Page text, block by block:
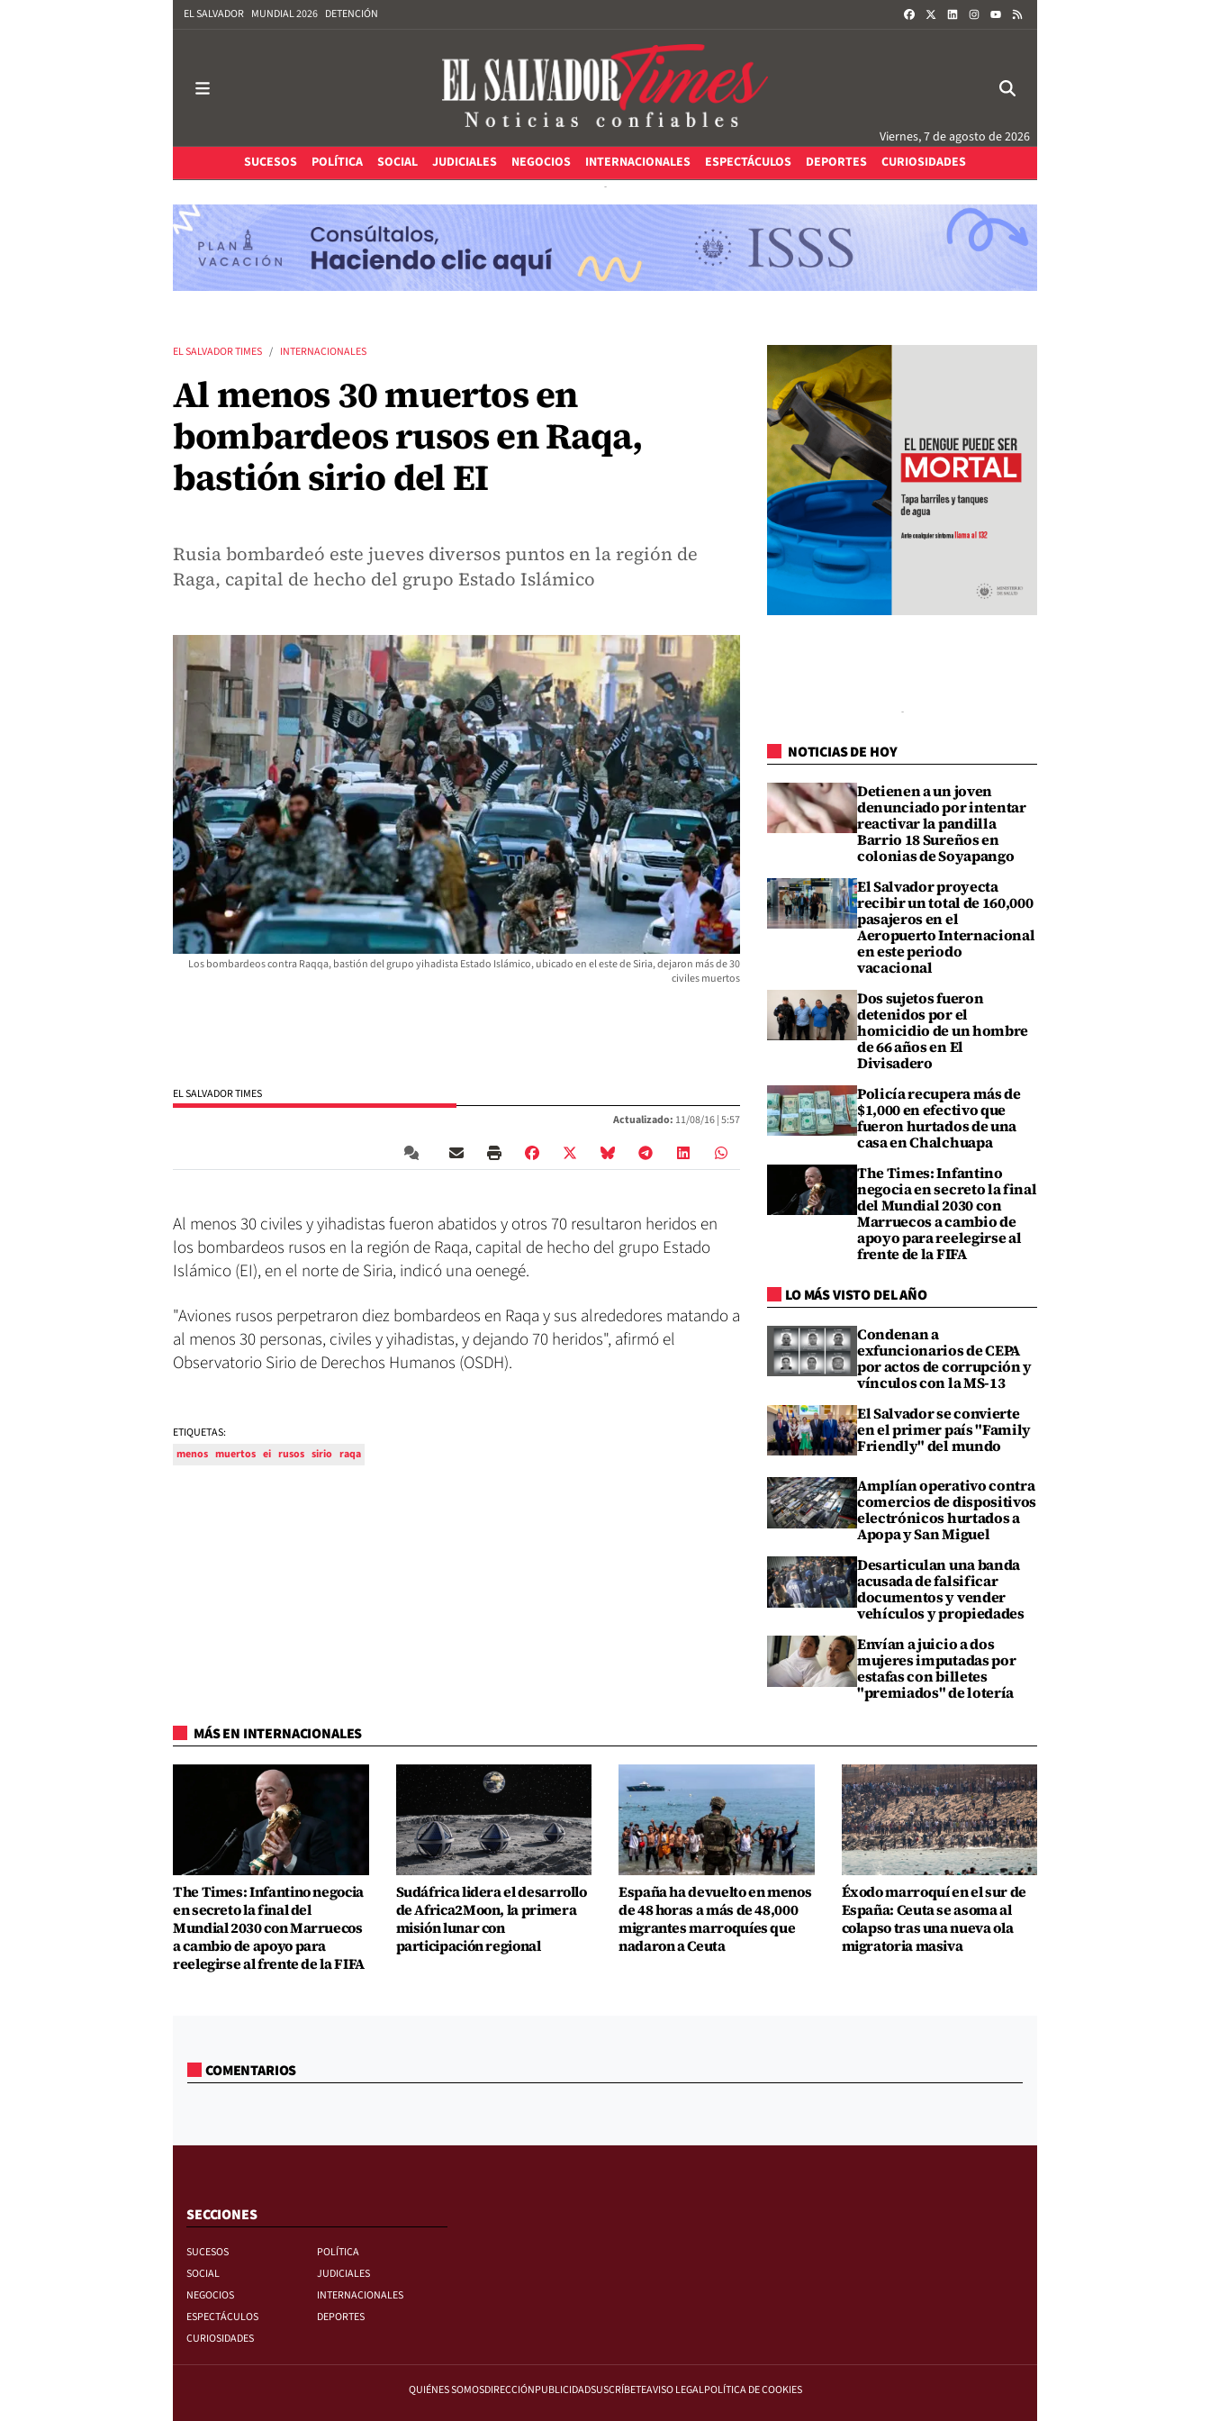
EL SALVADOR MUNDIAL 2026 DETENCIÓN FACEBOOKLINKEDININSTAGRAM
Viernes, 7 de agosto de 2026
SUCESOS
POLÍTICA SOCIAL JUDICIALES NEGOCIOS INTERNACIONALES ESPECTÁCULOS DEPORTES CURIOSIDADES
EL SALVADOR TIMES INTERNACIONALES
Al menos 30 muertos en
bombardeos rusos en Raqa,
bastión sirio del EI
Rusia bombardeó este jueves diversos puntos en la región de
Raga, capital de hecho del grupo Estado Islámico
Los bombardeos contra Raqqa, bastión del grupo yihadista Estado Islámico, ubicado en el este de Siria, dejaron más de 30
civiles muertos
EL SALVADOR TIMES
Actualizado: 11/08/16 |5:57
Al menos 30 civiles y yihadistas fueron abatidos y otros 70 resultaron heridos en
los bombardeos rusos en la región de Raqa, capital de hecho del grupo Estado
Islámico (EI), en el norte de Siria, indicó una oenegé.
"Aviones rusos perpetraron diez bombardeos en Raqa y sus alrededores matando a
al menos 30 personas, civiles y yihadistas, y dejando 70 heridos", afirmó el
Observatorio Sirio de Derechos Humanos (OSDH).
ETIQUETAS:
menos muertos ei rusos sirio raqa
NOTICIAS DE HOY
Detienen a un joven
denunciado por intentar
reactivar la pandilla
Barrio 18 Sureños en
colonias de Soyapango
El Salvador proyecta
recibir un total de 160,000
pasajeros en el
Aeropuerto Internacional
en este periodo
vacacional
Dos sujetos fueron
detenidos por el
homicidio de un hombre
de 66 años en El
Divisadero
Policía recupera más de
$1,000 en efectivo que
fueron hurtados de una
casa en Chalchuapa
The Times: Infantino
negocia en secreto la final
del Mundial 2030 con
Marruecos a cambio de
apoyo para reelegirse al
frente de la FIFA
LO MÁS VISTO DEL AÑO
Condenan a
exfuncionarios de CEPA
por actos de corrupción y
vínculos con la MS-13
El Salvador se convierte
en el primer país "Family
Friendly" del mundo
Amplían operativo contra
comercios de dispositivos
electrónicos hurtados a
Apopa y San Miguel
Desarticulan una banda
acusada de falsificar
documentos y vender
vehículos y propiedades
Envían a juicio a dos
mujeres imputadas por
estafas con billetes
"premiados" de lotería
MÁS EN INTERNACIONALES
The Times: Infantino negocia
en secreto la final del
Mundial 2030 con Marruecos
a cambio de apoyo para
reelegirse al frente de la FIFA
Sudáfrica lidera el desarrollo
de Africa2Moon, la primera
misión lunar con
participación regional
España ha devuelto en menos
de 48 horas a más de 48,000
migrantes marroquíes que
nadaron a Ceuta
Éxodo marroquí en el sur de
España: Ceuta se asoma al
colapso tras una nueva ola
migratoria masiva
COMENTARIOS
SECCIONES
SUCESOS
POLÍTICA
SOCIAL
JUDICIALES
NEGOCIOS
INTERNACIONALES
ESPECTÁCULOS
DEPORTES
CURIOSIDADES
QUIÉNES SOMOSDIRECCIÓNPUBLICIDADSUSCRÍBETEAVISO LEGALPOLÍTICA DE COOKIES